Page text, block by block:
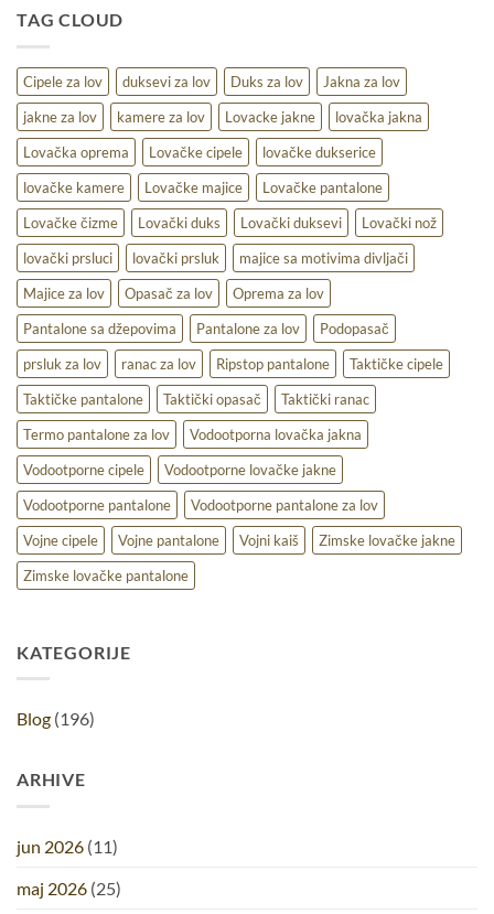
na
terenu
TAG CLOUD
Cipele za lov duksevi za lov Duks za lov
Jakna za lov
jakne za lov
kamere za lov Lovacke jakne
lovačka jakna
Lovačka oprema
Lovačke cipele
lovačke dukserice
lovačke kamere
Lovačke majice
Lovačke pantalone
Lovačke čizme
Lovački duks Lovački duksevi
Lovački nož
lovački prsluci
lovački prsluk
majice sa motivima divljači
Majice za lov
Opasač za lov
Oprema za lov
Pantalone sa džepovima
Pantalone za lov
Podopasač
prsluk za lov
ranac za lov Ripstop pantalone
Taktičke cipele
Taktičke pantalone
Taktički opasač
Taktički ranac
Termo pantalone za lov
Vodootporna lovačka jakna
Vodootporne cipele
Vodootporne lovačke jakne
Vodootporne pantalone
Vodootporne pantalone za lov
Vojne cipele
Vojne pantalone Vojni kaiš
Zimske lovačke jakne
Zimske lovačke pantalone
KATEGORIJE
Blog (196)
ARHIVE
jun 2026 (11)
maj 2026 (25)